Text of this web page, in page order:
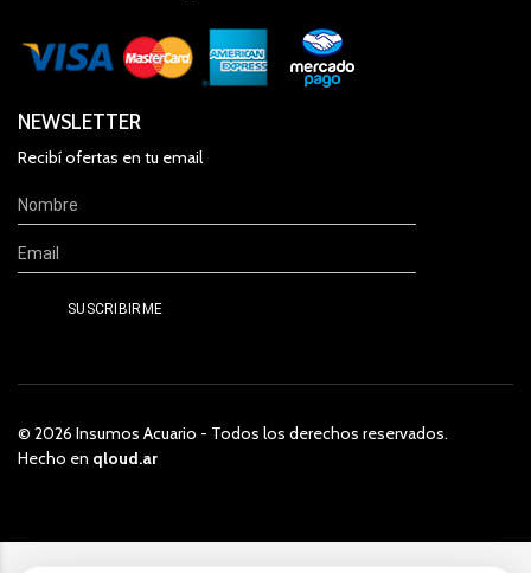
NEWSLETTER
Recibí ofertas en tu email
© 2026 Insumos Acuario - Todos los derechos reservados.
Hecho en qloud.ar